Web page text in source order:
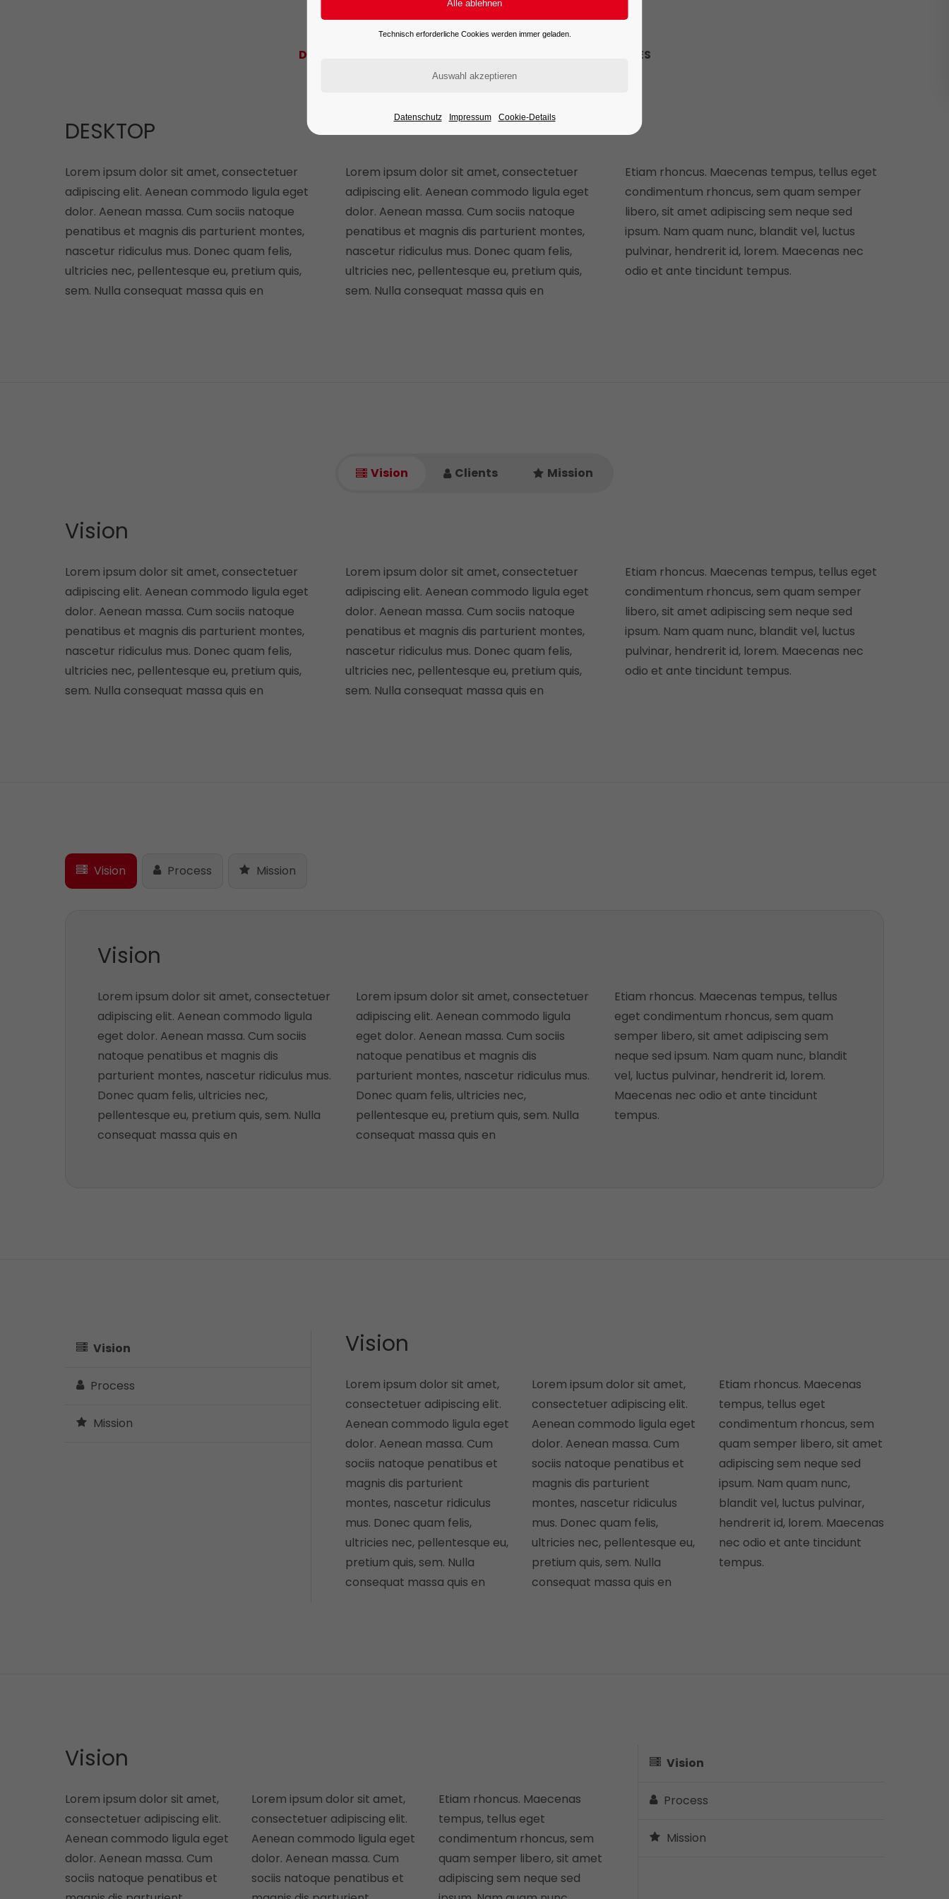
DESKTOP SMARTPHONES
DESKTOP
Lorem ipsum dolor sit amet, consectetuer
adipiscing elit. Aenean commodo ligula eget
dolor. Aenean massa. Cum sociis natoque
penatibus et magnis dis parturient montes,
nascetur ridiculus mus. Donec quam felis,
ultricies nec, pellentesque eu, pretium quis,
sem. Nulla consequat massa quis en
Lorem ipsum dolor sit amet, consectetuer
adipiscing elit. Aenean commodo ligula eget
dolor. Aenean massa. Cum sociis natoque
penatibus et magnis dis parturient montes,
nascetur ridiculus mus. Donec quam felis,
ultricies nec, pellentesque eu, pretium quis,
sem. Nulla consequat massa quis en
Etiam rhoncus. Maecenas tempus, tellus eget
condimentum rhoncus, sem quam semper
libero, sit amet adipiscing sem neque sed
ipsum. Nam quam nunc, blandit vel, luctus
pulvinar, hendrerit id, lorem. Maecenas nec
odio et ante tincidunt tempus.
Vision Clients Mission
Vision
Lorem ipsum dolor sit amet, consectetuer
adipiscing elit. Aenean commodo ligula eget
dolor. Aenean massa. Cum sociis natoque
penatibus et magnis dis parturient montes,
nascetur ridiculus mus. Donec quam felis,
ultricies nec, pellentesque eu, pretium quis,
sem. Nulla consequat massa quis en
Lorem ipsum dolor sit amet, consectetuer
adipiscing elit. Aenean commodo ligula eget
dolor. Aenean massa. Cum sociis natoque
penatibus et magnis dis parturient montes,
nascetur ridiculus mus. Donec quam felis,
ultricies nec, pellentesque eu, pretium quis,
sem. Nulla consequat massa quis en
Etiam rhoncus. Maecenas tempus, tellus eget
condimentum rhoncus, sem quam semper
libero, sit amet adipiscing sem neque sed
ipsum. Nam quam nunc, blandit vel, luctus
pulvinar, hendrerit id, lorem. Maecenas nec
odio et ante tincidunt tempus.
Vision Process Mission
Vision
Lorem ipsum dolor sit amet, consectetuer
adipiscing elit. Aenean commodo ligula
eget dolor. Aenean massa. Cum sociis
natoque penatibus et magnis dis
parturient montes, nascetur ridiculus mus.
Donec quam felis, ultricies nec,
pellentesque eu, pretium quis, sem. Nulla
consequat massa quis en
Lorem ipsum dolor sit amet, consectetuer
adipiscing elit. Aenean commodo ligula
eget dolor. Aenean massa. Cum sociis
natoque penatibus et magnis dis
parturient montes, nascetur ridiculus mus.
Donec quam felis, ultricies nec,
pellentesque eu, pretium quis, sem. Nulla
consequat massa quis en
Etiam rhoncus. Maecenas tempus, tellus
eget condimentum rhoncus, sem quam
semper libero, sit amet adipiscing sem
neque sed ipsum. Nam quam nunc, blandit
vel, luctus pulvinar, hendrerit id, lorem.
Maecenas nec odio et ante tincidunt
tempus.
Vision
Process
Mission
Vision
Lorem ipsum dolor sit amet,
consectetuer adipiscing elit.
Aenean commodo ligula eget
dolor. Aenean massa. Cum
sociis natoque penatibus et
magnis dis parturient
montes, nascetur ridiculus
mus. Donec quam felis,
ultricies nec, pellentesque eu,
pretium quis, sem. Nulla
consequat massa quis en
Lorem ipsum dolor sit amet,
consectetuer adipiscing elit.
Aenean commodo ligula eget
dolor. Aenean massa. Cum
sociis natoque penatibus et
magnis dis parturient
montes, nascetur ridiculus
mus. Donec quam felis,
ultricies nec, pellentesque eu,
pretium quis, sem. Nulla
consequat massa quis en
Etiam rhoncus. Maecenas
tempus, tellus eget
condimentum rhoncus, sem
quam semper libero, sit amet
adipiscing sem neque sed
ipsum. Nam quam nunc,
blandit vel, luctus pulvinar,
hendrerit id, lorem. Maecenas
nec odio et ante tincidunt
tempus.
Vision
Process
Mission
Vision
Lorem ipsum dolor sit amet,
consectetuer adipiscing elit.
Aenean commodo ligula eget
dolor. Aenean massa. Cum
sociis natoque penatibus et
Lorem ipsum dolor sit amet,
consectetuer adipiscing elit.
Aenean commodo ligula eget
dolor. Aenean massa. Cum
sociis natoque penatibus et
Etiam rhoncus. Maecenas
tempus, tellus eget
condimentum rhoncus, sem
quam semper libero, sit amet
adipiscing sem neque sed
Technisch erforderliche Cookies werden immer geladen.
Datenschutz Impressum Cookie-Details